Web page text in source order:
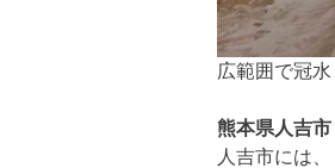
広範囲で冠
熊本県人吉市
人吉市には